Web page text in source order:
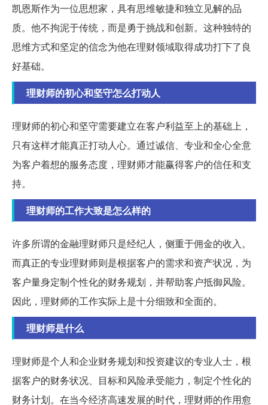
凯恩斯作为一位思想家，具有思维敏捷和独立见解的品
质。他不拘泥于传统，而是勇于挑战和创新。这种独特的
思维方式和坚定的信念为他在理财领域取得成功打下了良
好基础。
理财师的初心和坚守怎么打动人
理财师的初心和坚守需要建立在客户利益至上的基础上，
只有这样才能真正打动人心。通过诚信、专业和全心全意
为客户着想的服务态度，理财师才能赢得客户的信任和支
持。
理财师的工作大致是怎么样的
许多所谓的金融理财师只是经纪人，侧重于佣金的收入。
而真正的专业理财师则是根据客户的需求和资产状况，为
客户量身定制个性化的财务规划，并帮助客户抵御风险。
因此，理财师的工作实际上是十分细致和全面的。
理财师是什么
理财师是个人和企业财务规划和投资建议的专业人士，根
据客户的财务状况、目标和风险承受能力，制定个性化的
财务计划。在当今经济高速发展的时代，理财师的作用愈